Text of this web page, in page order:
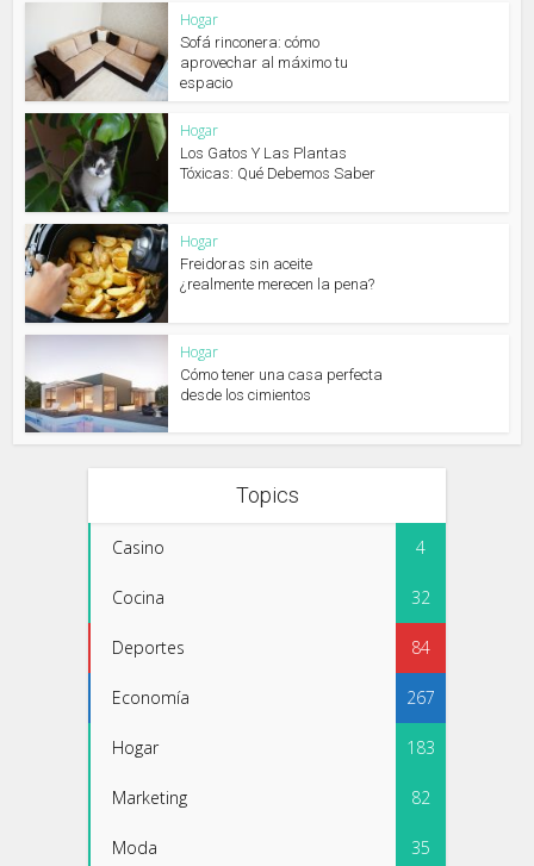
Hogar
Sofá rinconera: cómo
aprovechar al máximo tu
espacio
Hogar
Los Gatos Y Las Plantas
Tóxicas: Qué Debemos Saber
Hogar
Freidoras sin aceite
¿realmente merecen la pena?
Hogar
Cómo tener una casa perfecta
desde los cimientos
Topics
Casino 4
Cocina 32
Deportes 84
Economía 267
Hogar 183
Marketing 82
Moda 35